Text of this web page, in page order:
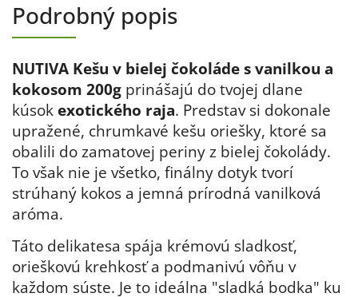
Podrobný popis
NUTIVA Kešu v bielej čokoláde s vanilkou a
kokosom 200g prinášajú do tvojej dlane
kúsok exotického raja. Predstav si dokonale
upražené, chrumkavé kešu oriešky, ktoré sa
obalili do zamatovej periny z bielej čokolády.
To však nie je všetko, finálny dotyk tvorí
strúhaný kokos a jemná prírodná vanilková
aróma.
Táto delikatesa spája krémovú sladkosť,
orieškovú krehkosť a podmanivú vôňu v
každom súste. Je to ideálna "sladká bodka" ku